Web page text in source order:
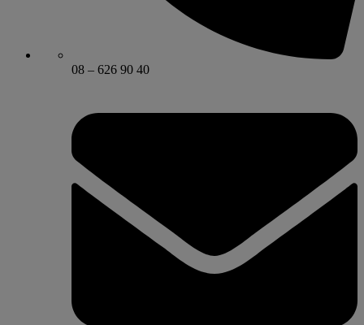
08 – 626 90 40